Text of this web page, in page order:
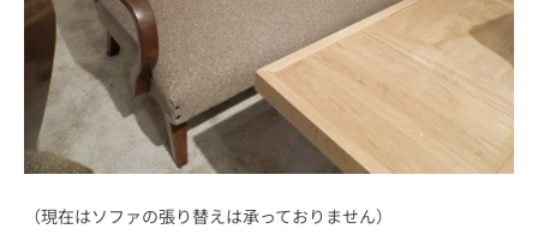
（現在はソファの張り替えは承っておりません）